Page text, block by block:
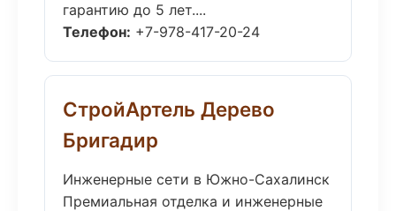
гарантию до 5 лет....
Телефон: +7-978-417-20-24
СтройАртель Дерево
Бригадир
Инженерные сети в Южно-Сахалинск
Премиальная отделка и инженерные